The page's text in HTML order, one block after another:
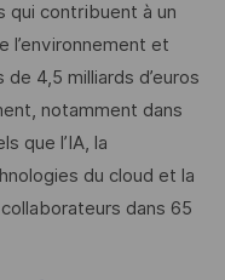
qui contribuent à un
l’environnement et
4,5 milliards d’euros
notamment dans
que l’IA, la
du cloud et la
dans 65